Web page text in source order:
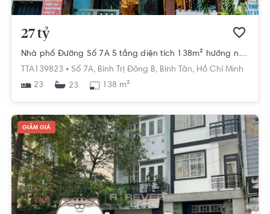
27 tỷ
Nhà phố Đường Số 7A 5 tầng diện tích 138m² hướng nam pháp lý sổ hồng.
TTA139823 • Số 7A, Bình Trị Đông B, Bình Tân, Hồ Chí Minh
23
23 138 m²
GIẢM GIÁ